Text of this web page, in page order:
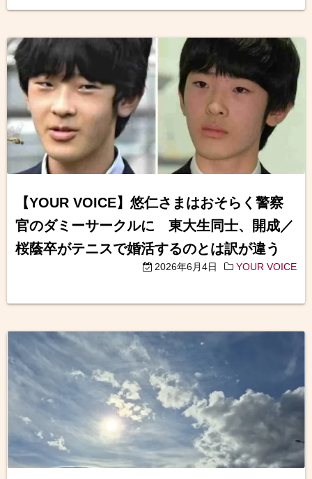
【YOUR VOICE】悠仁さまはおそらく警察
官のダミーサークルに 東大生同士、開成／
桜蔭卒がテニスで婚活するのとは訳が違う
2026年6月4日 YOUR VOICE